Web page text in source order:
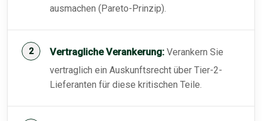
ausmachen (Pareto-Prinzip).
Vertragliche Verankerung: Verankern Sie
vertraglich ein Auskunftsrecht über Tier-2-
Lieferanten für diese kritischen Teile.